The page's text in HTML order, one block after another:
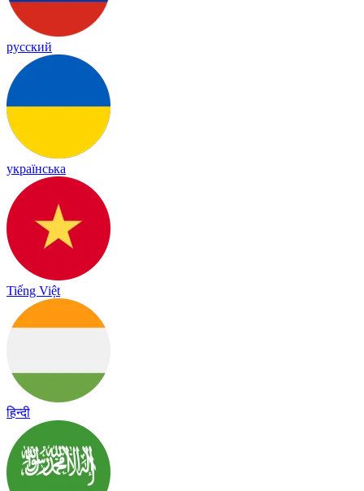
русский
українська
Tiếng Việt
हिन्दी